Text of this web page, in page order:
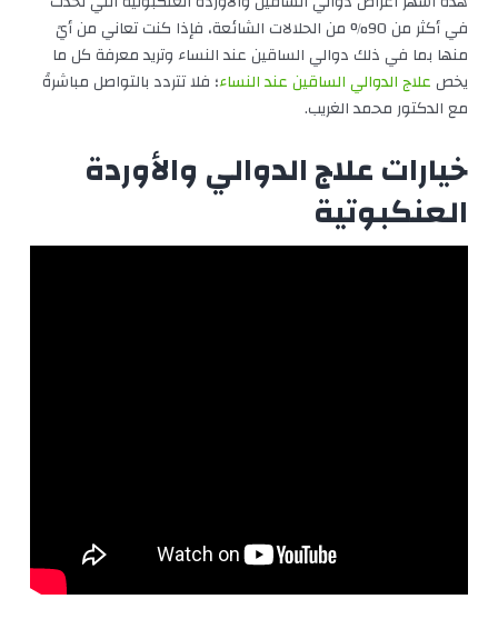
في أكثر من 90% من الحلالات الشائعة، فإذا كنت تعاني من أيً
منها بما في ذلك دوالي الساقين عند النساء وتريد معرفة كل ما
يخصعلاج الدوالي الساقين عند النساء؛ فلا تتردد بالتواصل مباشرةً
مع الدكتور محمد الغريب.
خيارات علاج الدوالي والأوردة
العنكبوتية